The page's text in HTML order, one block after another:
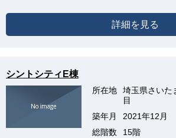
詳細を見る
シントシティE棟
所在地
埼玉県さいた
目
築年月
2021年12月
総階数
15階